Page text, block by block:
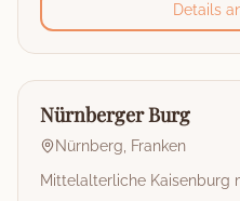
Details
Burg
Nürnberger Burg
Nürnberg
Franken
Mittelalterliche Kaisenburg